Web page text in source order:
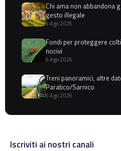
Chi ama non abbandona
gesto illegale
6 Ago 2026
Fondi per proteggere
nocivi
6 Ago 2026
Treni panoramici, altre
Paratico/Sarnico
6 Ago 2026
Iscriviti ai nostri canali